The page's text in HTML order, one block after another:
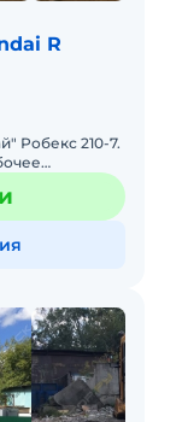
R
Робекс 210-7.
Новый